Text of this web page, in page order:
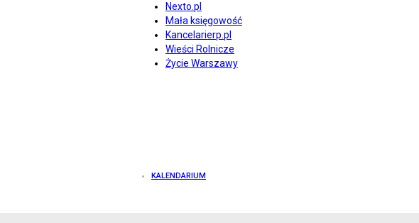
Nexto.pl
Mała księgowość
Kancelarierp.pl
Wieści Rolnicze
Życie Warszawy
KALENDARIUM